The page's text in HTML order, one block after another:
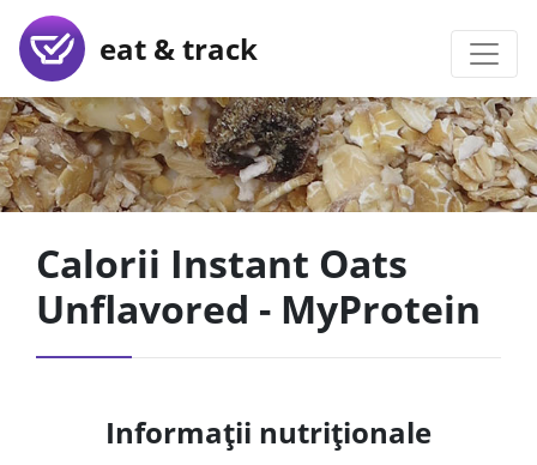
eat & track
Calorii Instant Oats
Unflavored - MyProtein
Informații nutriționale